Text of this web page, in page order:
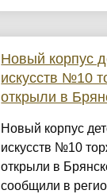
Новый корпус
искусств №10
открыли в
Новый корпус
искусств №10
открыли в
сообщили в